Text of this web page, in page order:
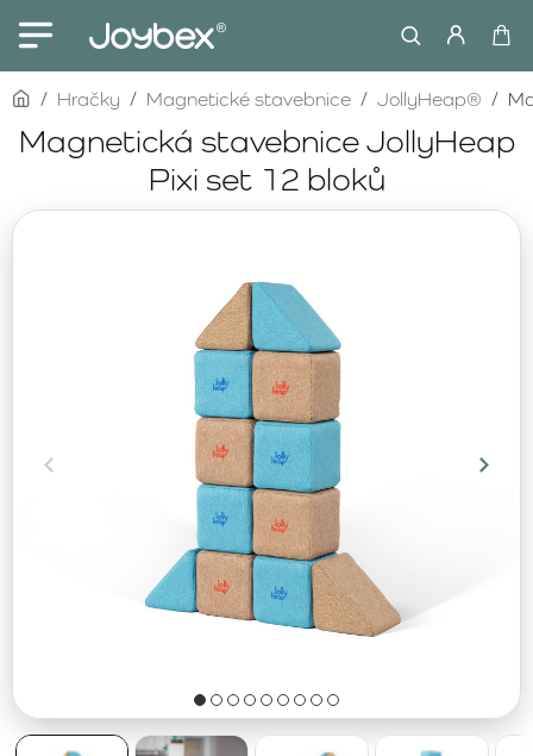
Magnetická stavebnice JollyHeap
Pixi set 12 bloků
homeHračky Magnetické stavebnice JollyHeap®